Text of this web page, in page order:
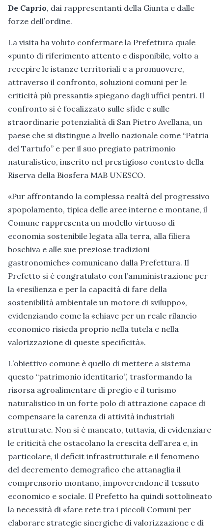
De Caprio, dai rappresentanti della Giunta e dalle
forze dell’ordine.
La visita ha voluto confermare la Prefettura quale
«punto di riferimento attento e disponibile, volto a
recepire le istanze territoriali e a promuovere,
attraverso il confronto, soluzioni comuni per le
criticità più pressanti» spiegano dagli uffici pentri. Il
confronto si è focalizzato sulle sfide e sulle
straordinarie potenzialità di San Pietro Avellana, un
paese che si distingue a livello nazionale come “Patria
del Tartufo” e per il suo pregiato patrimonio
naturalistico, inserito nel prestigioso contesto della
Riserva della Biosfera MAB UNESCO.
«Pur affrontando la complessa realtà del progressivo
spopolamento, tipica delle aree interne e montane, il
Comune rappresenta un modello virtuoso di
economia sostenibile legata alla terra, alla filiera
boschiva e alle sue preziose tradizioni
gastronomiche» comunicano dalla Prefettura. Il
Prefetto si è congratulato con l’amministrazione per
la «resilienza e per la capacità di fare della
sostenibilità ambientale un motore di sviluppo»,
evidenziando come la «chiave per un reale rilancio
economico risieda proprio nella tutela e nella
valorizzazione di queste specificità».
L’obiettivo comune è quello di mettere a sistema
questo “patrimonio identitario”, trasformando la
risorsa agroalimentare di pregio e il turismo
naturalistico in un forte polo di attrazione capace di
compensare la carenza di attività industriali
strutturate. Non si è mancato, tuttavia, di evidenziare
le criticità che ostacolano la crescita dell’area e, in
particolare, il deficit infrastrutturale e il fenomeno
del decremento demografico che attanaglia il
comprensorio montano, impoverendone il tessuto
economico e sociale. Il Prefetto ha quindi sottolineato
la necessità di «fare rete tra i piccoli Comuni per
elaborare strategie sinergiche di valorizzazione e di